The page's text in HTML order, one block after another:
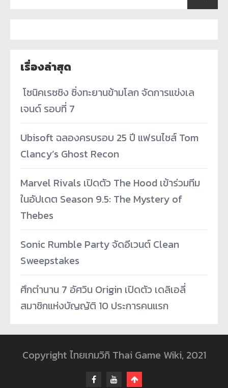
เรื่องล่าสุด
­ โซนิคเรซซิง ซิ่งทะยานข้ามโลก จัดการแข่งเล
เจนด์ รอบที่ 7
Ubisoft ฉลองครบรอบ 25 ปี แฟรนไชส์ Tom
Clancy’s Ghost Recon
Marvel Rivals เปิดตัว The Hood เข้าร่วมทีม
ในอัปเดต Season 9.5: The Mystery of
Thebes
Sonic Rumble Party จัดอีเวนต์ Clean
Sweepstakes
ศึกตำนาน 7 อัศวิน Origin เปิดตัว เดลิเอลี่
สมาชิกแห่งบัญญัติ 10 ประการคนแรก
Copyright ไทยเกมวิกิ Thai Game Wiki, 2021